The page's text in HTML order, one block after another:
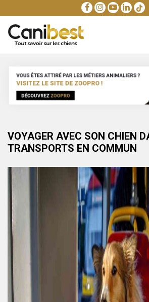
VOYAGER AVEC SON CHIEN
TRANSPORTS EN COMMUN